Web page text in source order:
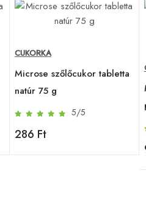
CUKORKA
Microse szőlőcukor tabletta
natúr 75 g
5/5
286 Ft